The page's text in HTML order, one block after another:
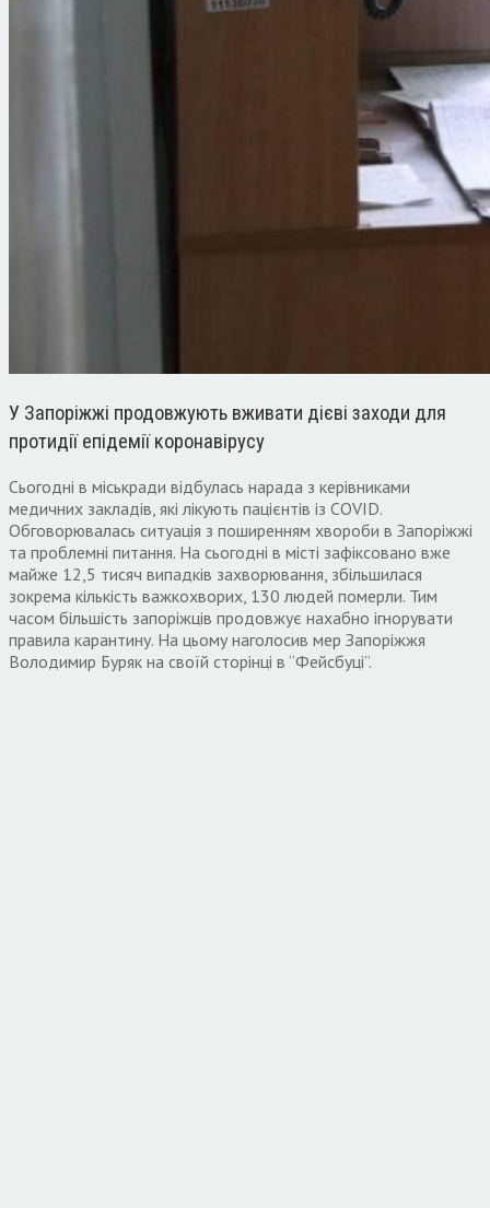
У Запоріжжі продовжують вживати дієві заходи для
протидії епідемії коронавірусу
Сьогодні в міськради відбулась нарада з керівниками
медичних закладів, які лікують пацієнтів із COVID.
Обговорювалась ситуація з поширенням хвороби в Запоріжжі
та проблемні питання. На сьогодні в місті зафіксовано вже
майже 12,5 тисяч випадків захворювання, збільшилася
зокрема кількість важкохворих, 130 людей померли. Тим
часом більшість запоріжців продовжує нахабно ігнорувати
правила карантину. На цьому наголосив мер Запоріжжя
Володимир Буряк на своїй сторінці в “Фейсбуці”.